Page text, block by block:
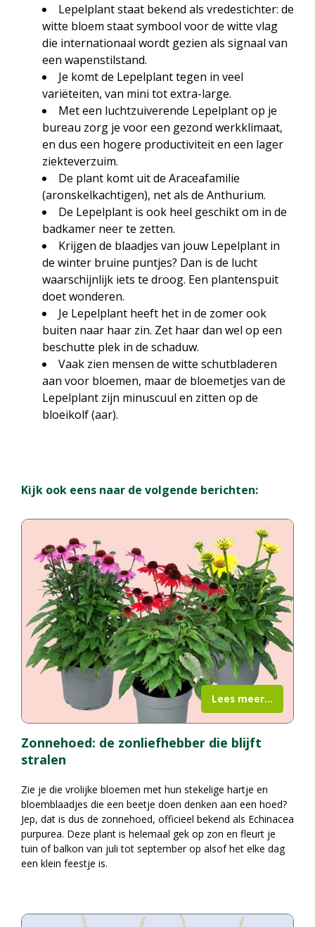
Lepelplant staat bekend als vredestichter: de
witte bloem staat symbool voor de witte vlag
die internationaal wordt gezien als signaal van
een wapenstilstand.
Je komt de Lepelplant tegen in veel
variëteiten, van mini tot extra-large.
Met een luchtzuiverende Lepelplant op je
bureau zorg je voor een gezond werkklimaat,
en dus een hogere productiviteit en een lager
ziekteverzuim.
De plant komt uit de Araceafamilie
(aronskelkachtigen), net als de Anthurium.
De Lepelplant is ook heel geschikt om in de
badkamer neer te zetten.
Krijgen de blaadjes van jouw Lepelplant in
de winter bruine puntjes? Dan is de lucht
waarschijnlijk iets te droog. Een plantenspuit
doet wonderen.
Je Lepelplant heeft het in de zomer ook
buiten naar haar zin. Zet haar dan wel op een
beschutte plek in de schaduw.
Vaak zien mensen de witte schutbladeren
aan voor bloemen, maar de bloemetjes van de
Lepelplant zijn minuscuul en zitten op de
bloeikolf (aar).
Kijk ook eens naar de volgende berichten:
Zonnehoed: de zonliefhebber die blijft
stralen
Zie je die vrolijke bloemen met hun stekelige hartje en
bloemblaadjes die een beetje doen denken aan een hoed?
Jep, dat is dus de zonnehoed, officieel bekend als Echinacea
purpurea. Deze plant is helemaal gek op zon en fleurt je
tuin of balkon van juli tot september op alsof het elke dag
een klein feestje is.
Lees meer...